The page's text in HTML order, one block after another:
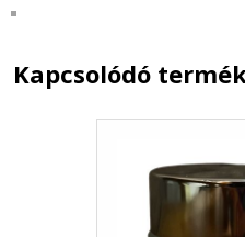
Kapcsolódó